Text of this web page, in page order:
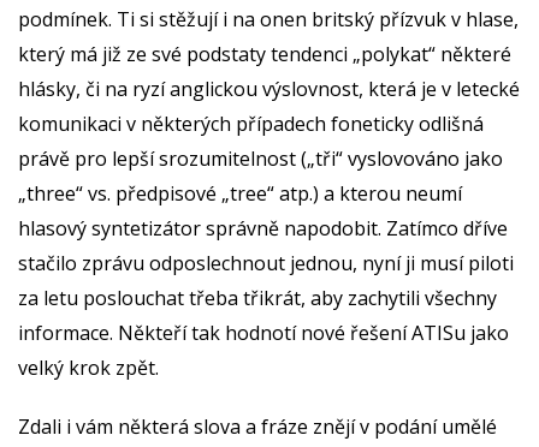
podmínek. Ti si stěžují i na onen britský přízvuk v hlase,
který má již ze své podstaty tendenci „polykat“ některé
hlásky, či na ryzí anglickou výslovnost, která je v letecké
komunikaci v některých případech foneticky odlišná
právě pro lepší srozumitelnost („tři“ vyslovováno jako
„three“ vs. předpisové „tree“ atp.) a kterou neumí
hlasový syntetizátor správně napodobit. Zatímco dříve
stačilo zprávu odposlechnout jednou, nyní ji musí piloti
za letu poslouchat třeba třikrát, aby zachytili všechny
informace. Někteří tak hodnotí nové řešení ATISu jako
velký krok zpět.
Zdali i vám některá slova a fráze znějí v podání umělé